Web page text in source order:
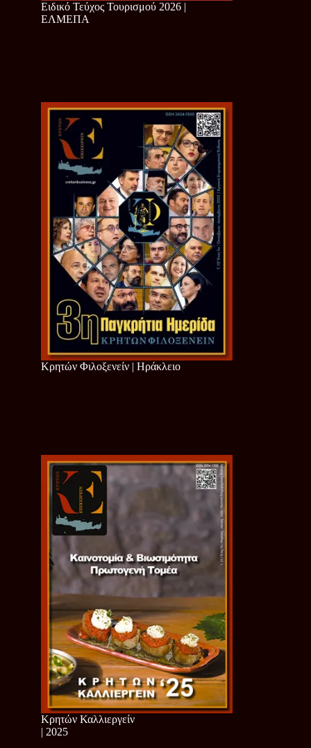
Ειδικό Τεύχος Τουρισμού 2026 |
ΕΛΜΕΠΑ
Κρητών Φιλοξενείν | Ηράκλειο
Κρητών Καλλιεργείν
| 2025